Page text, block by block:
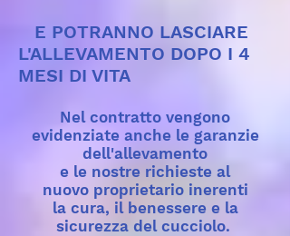
E POTRANNO LASCIARE
L'ALLEVAMENTO DOPO I 4
MESI DI VITA
Nel contratto vengono
evidenziate anche le garanzie
dell'allevamento
e le nostre richieste al
nuovo proprietario inerenti
la cura, il benessere e la
sicurezza del cucciolo.